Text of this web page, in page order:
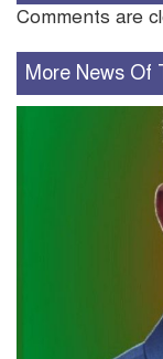
Comments are
More News Of